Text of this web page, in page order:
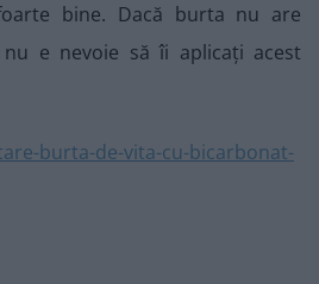
bine. Dacă burta nu are
e nevoie să îi aplicați acest